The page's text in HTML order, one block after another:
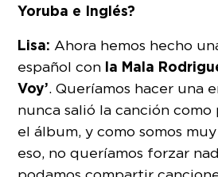
Yoruba e Inglés?
Lisa: Ahora hemos hecho
español con la Mala
Voy’. Queríamos hacer una
nunca salió la canción
el álbum, y como somos
eso, no queríamos forzar